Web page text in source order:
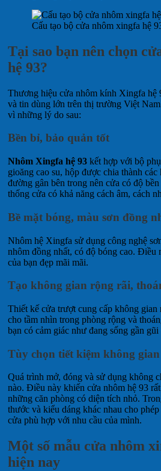
Cấu tạo bộ cửa nhôm xingfa hệ
Tại sao bạn nên chọn
hệ 93?
Thương hiệu cửa nhôm kính Xingfa hệ
và tin dùng lớn trên thị trường Việt
vì những lý do sau:
Bền bỉ, bảo quản tốt
Nhôm Xingfa hệ 93 kết hợp với bộ
gioăng cao su, hộp được chia thành
đường gân bên trong nên cửa có độ
thống cửa có khả năng cách âm, cách
Bề mặt bóng, màu sơn đồng
Nhôm hệ Xingfa sử dụng công nghệ
nhôm đồng nhất, có độ bóng cao. Điều
của bạn đẹp mãi mãi.
Tạo không gian rộng rãi,
Thiết kế cửa trượt cung cấp không
cho tầm nhìn trong phòng rộng và
bạn có cảm giác như đang sống gần
Tùy chọn tiết kiệm không gian
Quá trình mở, đóng và sử dụng không
nào. Điều này khiến cửa nhôm hệ 93
những căn phòng có diện tích nhỏ.
thước và kiểu dáng khác nhau cho
cửa phù hợp với nhu cầu của mình.
Một số mẫu cửa nhôm
hiện nay